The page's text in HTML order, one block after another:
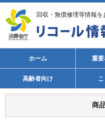
回収・無償修理等情報を
ホーム 重
高齢者向け
商